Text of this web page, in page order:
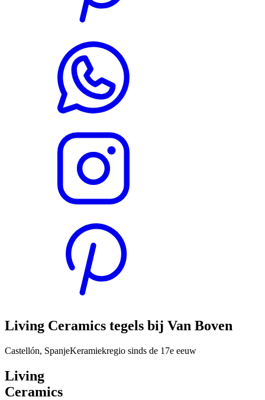
Living Ceramics tegels bij Van Boven
Castellón, SpanjeKeramiekregio sinds de 17e eeuw
Living
Ceramics